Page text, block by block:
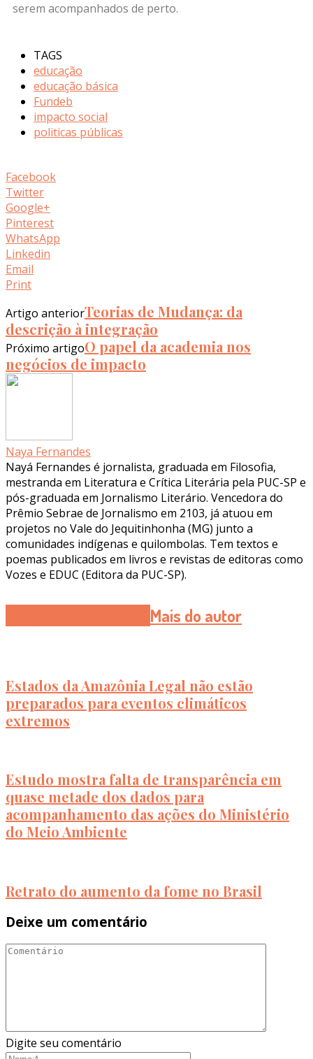
serem acompanhados de perto.
TAGS
educação
educação básica
Fundeb
impacto social
politicas públicas
Facebook
Twitter
Google+
Pinterest
WhatsApp
Linkedin
Email
Print
Artigo anteriorTeorias de Mudança: da
descrição à integração
Próximo artigoO papel da academia nos
negócios de impacto
Naya Fernandes
Nayá Fernandes é jornalista, graduada em Filosofia,
mestranda em Literatura e Crítica Literária pela PUC-SP e
pós-graduada em Jornalismo Literário. Vencedora do
Prêmio Sebrae de Jornalismo em 2103, já atuou em
projetos no Vale do Jequitinhonha (MG) junto a
comunidades indígenas e quilombolas. Tem textos e
poemas publicados em livros e revistas de editoras como
Vozes e EDUC (Editora da PUC-SP).
Mais do autor
Estados da Amazônia Legal não estão
preparados para eventos climáticos
extremos
Estudo mostra falta de transparência em
quase metade dos dados para
acompanhamento das ações do Ministério
do Meio Ambiente
Retrato do aumento da fome no Brasil
Deixe um comentário
Digite seu comentário